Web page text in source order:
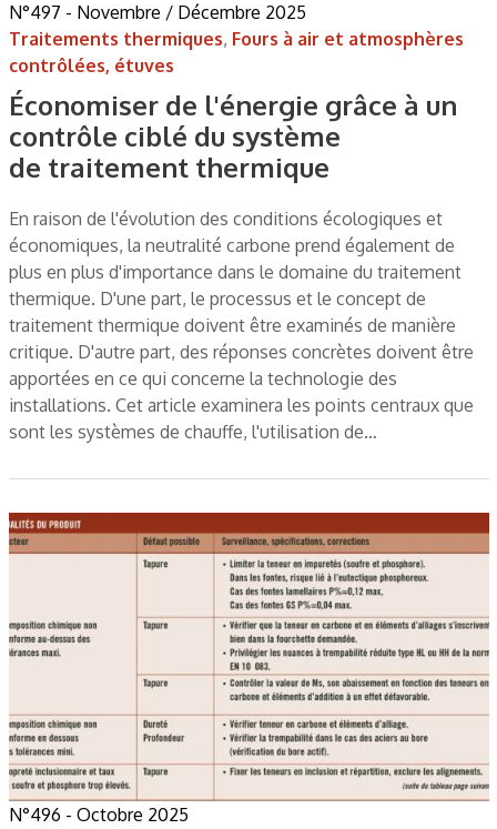
N°497 - Novembre / Décembre 2025
Traitements thermiques, Fours à air et atmosphères
contrôlées, étuves
Économiser de l'énergie grâce à un
contrôle ciblé du système
de traitement thermique
En raison de l'évolution des conditions écologiques et
économiques, la neutralité carbone prend également de
plus en plus d'importance dans le domaine du traitement
thermique. D'une part, le processus et le concept de
traitement thermique doivent être examinés de manière
critique. D'autre part, des réponses concrètes doivent être
apportées en ce qui concerne la technologie des
installations. Cet article examinera les points centraux que
sont les systèmes de chauffe, l'utilisation de…
N°496 - Octobre 2025